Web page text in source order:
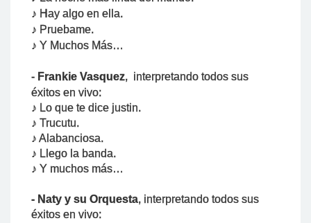
♪ Hay algo en ella.
♪ Pruebame.
♪ Y Muchos Más…
- Frankie Vasquez, interpretando todos sus
éxitos en vivo:
♪ Lo que te dice justin.
♪ Trucutu.
♪ Alabanciosa.
♪ Llego la banda.
♪ Y muchos más…
- Naty y su Orquesta, interpretando todos sus
éxitos en vivo: